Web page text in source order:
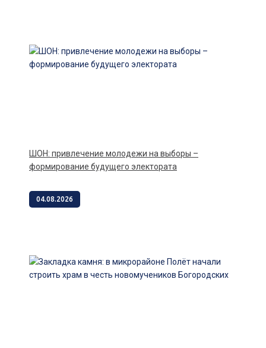
ШОН: привлечение молодежи на выборы –
формирование будущего электората
04.08.2026